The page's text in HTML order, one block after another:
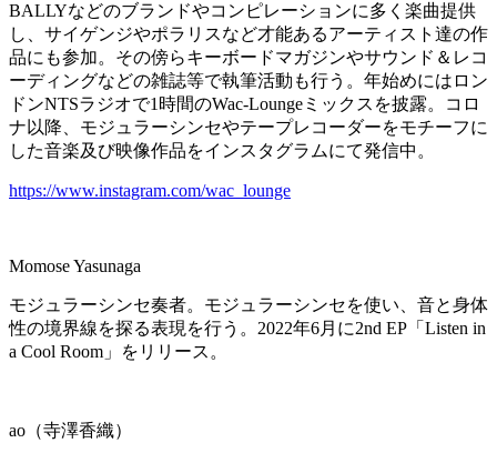
BALLYなどのブランドやコンピレーションに多く楽曲提供
し、サイゲンジやポラリスなど才能あるアーティスト達の作
品にも参加。その傍らキーボードマガジンやサウンド＆レコ
ーディングなどの雑誌等で執筆活動も行う。年始めにはロン
ドンNTSラジオで1時間のWac-Loungeミックスを披露。コロ
ナ以降、モジュラーシンセやテープレコーダーをモチーフに
した音楽及び映像作品をインスタグラムにて発信中。
https://www.instagram.com/wac_lounge
Momose Yasunaga
モジュラーシンセ奏者。モジュラーシンセを使い、音と身体
性の境界線を探る表現を行う。2022年6月に2nd EP「Listen in
a Cool Room」をリリース。
ao（寺澤香織）